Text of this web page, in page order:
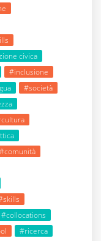
civica
#inclusione
#società
#comunità
#collocations
#ricerca